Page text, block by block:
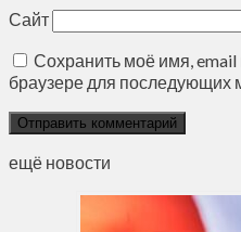
Сайт
Сохранить моё имя, email
браузере для последующих
ещё новости